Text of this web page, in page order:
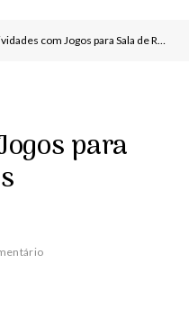
com Jogos para Sala de Recursos Multifuncional
para